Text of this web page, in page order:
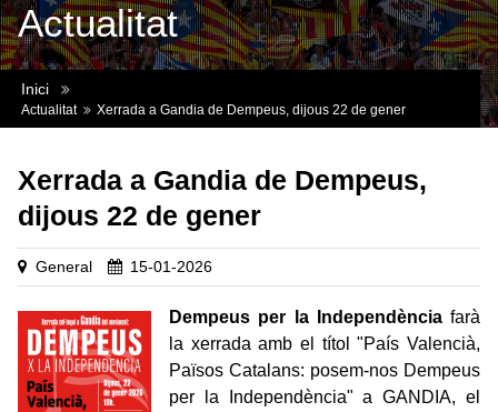
Inici
Actualitat Xerrada a Gandia de Dempeus, dijous 22 de gener
Actualitat
Xerrada a Gandia de Dempeus,
dijous 22 de gener
General 15-01-2026
Dempeus per la Independènciafarà
la xerrada amb el títol "País Valencià,
Països Catalans: posem-nos Dempeus
per la Independència" a GANDIA, el